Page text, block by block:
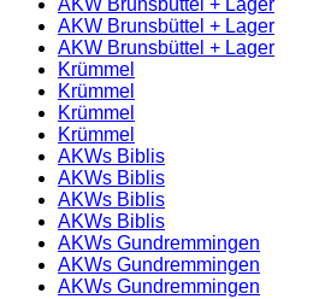
AKW Brunsbüttel + Lager
AKW Brunsbüttel + Lager
AKW Brunsbüttel + Lager
Krümmel
Krümmel
Krümmel
Krümmel
AKWs Biblis
AKWs Biblis
AKWs Biblis
AKWs Biblis
AKWs Gundremmingen
AKWs Gundremmingen
AKWs Gundremmingen